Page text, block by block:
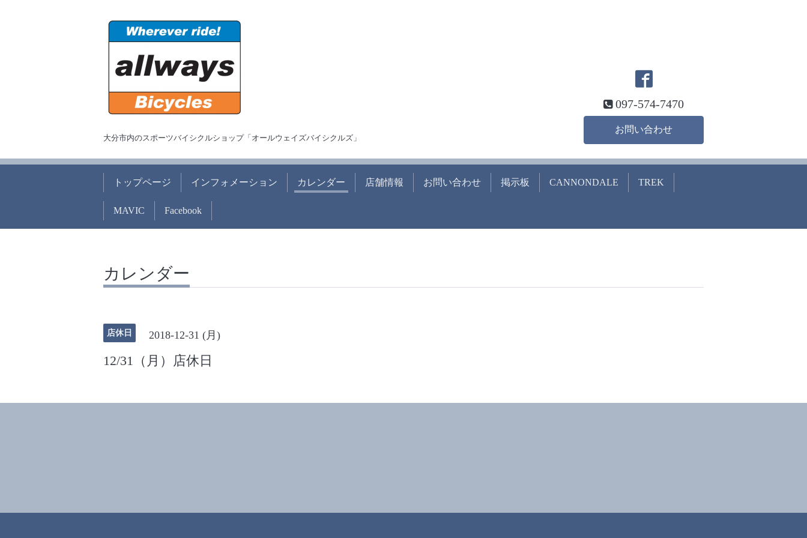
大分市内のスポーツバイシクルショップ「オールウェイズバイシクルズ」
097-574-7470
お問い合わせ
トップページ インフォメーション カレンダー 店舗情報 お問い合わせ 掲示板 CANNONDALE TREK
MAVIC Facebook
カレンダー
店休日 2018-12-31 (月)
12/31（月）店休日